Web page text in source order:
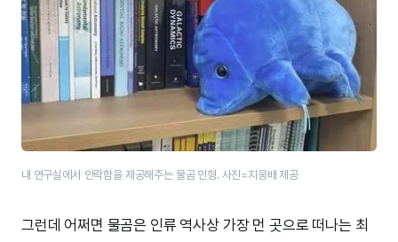
내 연구실에서 안락함을 제공해주는 물곰 인형. 사진=지웅배 제공
그런데 어쩌면 물곰은 인류 역사상 가장 먼 곳으로 떠나는 최